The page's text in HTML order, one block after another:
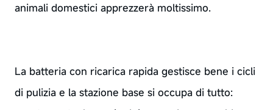
animali domestici apprezzerà moltissimo.
La batteria con ricarica rapida gestisce bene i cicli
di pulizia e la stazione base si occupa di tutto: